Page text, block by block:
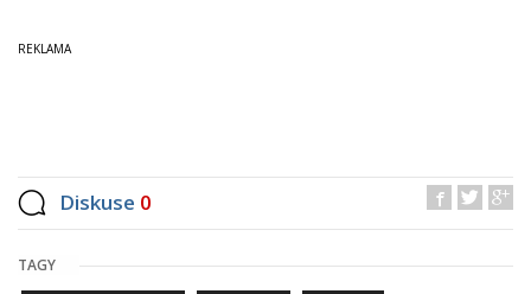
Diskuse 0
TAGY